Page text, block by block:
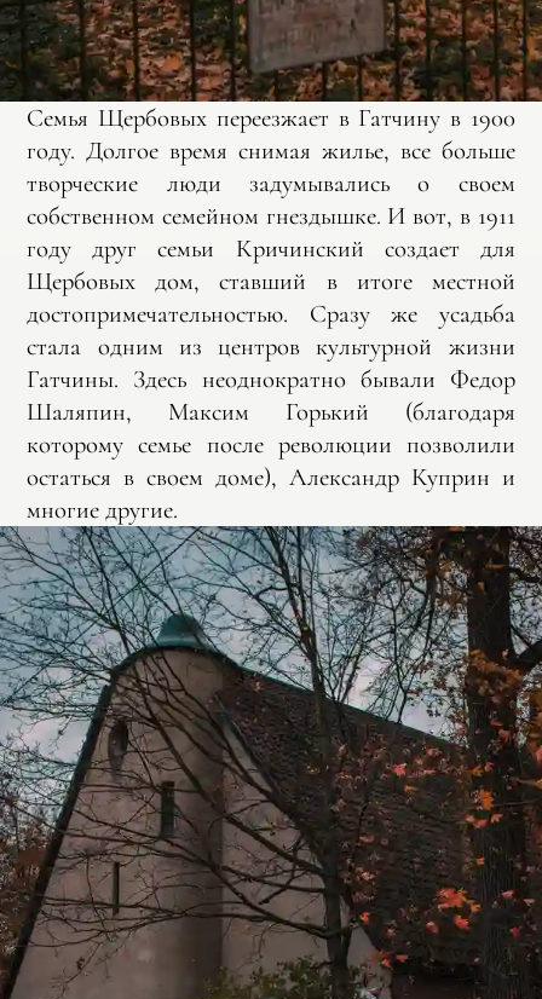
Семья Щербовых переезжает в Гатчину в 1900
году. Долгое время снимая жилье, все больше
творческие люди задумывались о своем
собственном семейном гнездышке. И вот, в 1911
году друг семьи Кричинский создает для
Щербовых дом, ставший в итоге местной
достопримечательностью. Сразу же усадьба
стала одним из центров культурной жизни
Гатчины. Здесь неоднократно бывали Федор
Шаляпин, Максим Горький (благодаря
которому семье после революции позволили
остаться в своем доме), Александр Куприн и
многие другие.